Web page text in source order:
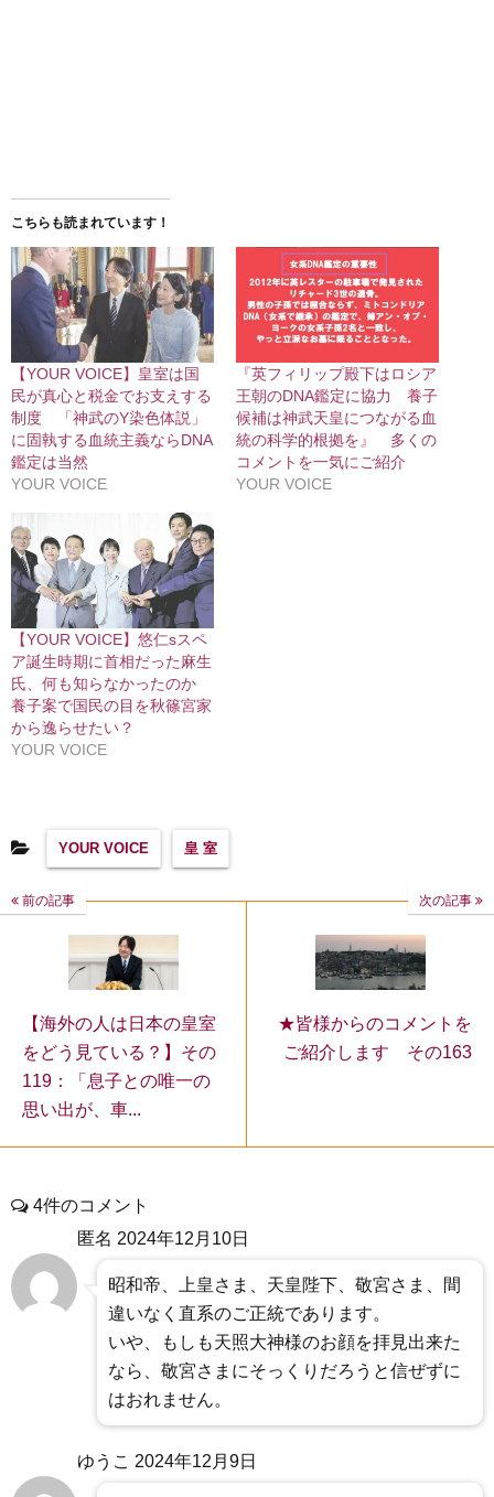
こちらも読まれています！
【YOUR VOICE】皇室は国
民が真心と税金でお支えする
制度 「神武のY染色体説」
に固執する血統主義ならDNA
鑑定は当然
YOUR VOICE
『英フィリップ殿下はロシア
王朝のDNA鑑定に協力 養子
候補は神武天皇につながる血
統の科学的根拠を』 多くの
コメントを一気にご紹介
YOUR VOICE
【YOUR VOICE】悠仁sスペ
ア誕生時期に首相だった麻生
氏、何も知らなかったのか
養子案で国民の目を秋篠宮家
から逸らせたい？
YOUR VOICE
YOUR VOICE 皇 室
前の記事
【海外の人は日本の皇室
をどう見ている？】その
119：「息子との唯一の
思い出が、車...
次の記事
★皆様からのコメントを
ご紹介します その163
4件のコメント
匿名 2024年12月10日
昭和帝、上皇さま、天皇陛下、敬宮さま、間
違いなく直系のご正統であります。
いや、もしも天照大神様のお顔を拝見出来た
なら、敬宮さまにそっくりだろうと信ぜずに
はおれません。
ゆうこ 2024年12月9日